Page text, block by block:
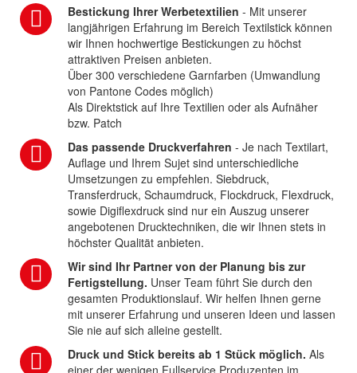
Bestickung Ihrer Werbetextilien - Mit unserer
langjährigen Erfahrung im Bereich Textilstick können
wir Ihnen hochwertige Bestickungen zu höchst
attraktiven Preisen anbieten.
Über 300 verschiedene Garnfarben (Umwandlung
von Pantone Codes möglich)
Als Direktstick auf Ihre Textilien oder als Aufnäher
bzw. Patch
Das passende Druckverfahren - Je nach Textilart,
Auflage und Ihrem Sujet sind unterschiedliche
Umsetzungen zu empfehlen. Siebdruck,
Transferdruck, Schaumdruck, Flockdruck, Flexdruck,
sowie Digiflexdruck sind nur ein Auszug unserer
angebotenen Drucktechniken, die wir Ihnen stets in
höchster Qualität anbieten.
Wir sind Ihr Partner von der Planung bis zur
Fertigstellung. Unser Team führt Sie durch den
gesamten Produktionslauf. Wir helfen Ihnen gerne
mit unserer Erfahrung und unseren Ideen und lassen
Sie nie auf sich alleine gestellt.
Druck und Stick bereits ab 1 Stück möglich. Als